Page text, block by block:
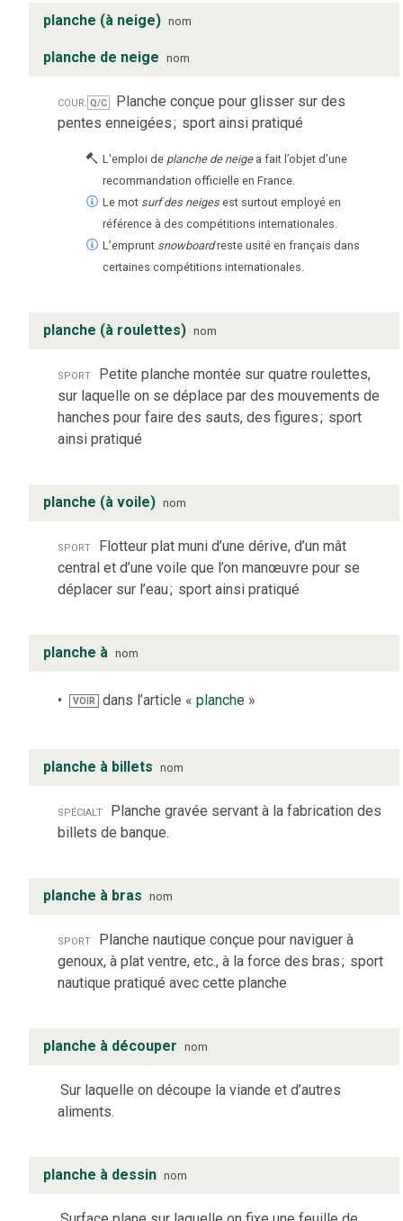
planche (à neige) nom
planche de neige nom
cour. Q/C
Planche conçue pour glisser sur des
pentes enneigées; sport ainsi pratiqué
L'emploi de planche de neige a fait l’objet d’une
recommandation officielle en France.
Le mot surf des neiges est surtout employé en
référence à des compétitions internationales.
L’emprunt snowboard reste usité en français dans
certaines compétitions internationales.
planche (à roulettes) nom
sport Petite planche montée sur quatre roulettes,
sur laquelle on se déplace par des mouvements de
hanches pour faire des sauts, des figures; sport
ainsi pratiqué
planche (à voile) nom
sport Flotteur plat muni d’une dérive, d’un mât
central et d’une voile que l’on manœuvre pour se
déplacer sur l’eau; sport ainsi pratiqué
planche à nom
VOIR dans l’article «planche »
planche à billets nom
spécialt Planche gravée servant à la fabrication des
billets de banque.
planche à bras nom
sport Planche nautique conçue pour naviguer à
genoux, à plat ventre, etc., à la force des bras; sport
nautique pratiqué avec cette planche
planche à découper nom
Sur laquelle on découpe la viande et d’autres
aliments.
planche à dessin nom